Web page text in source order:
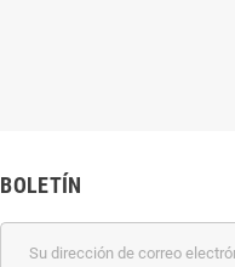
BOLETÍN